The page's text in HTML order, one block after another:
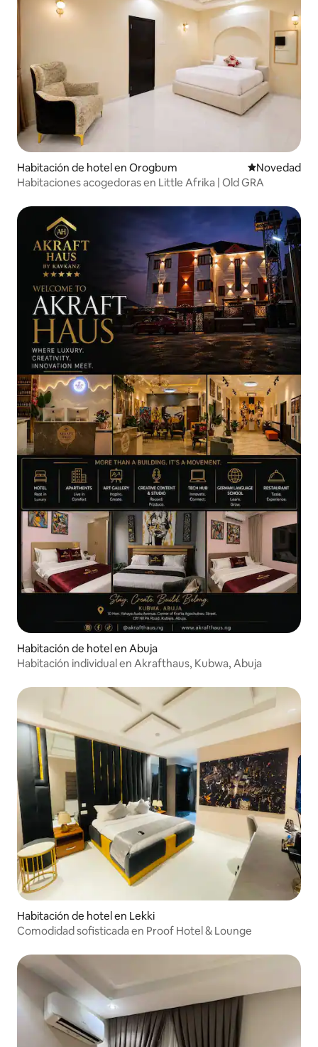
Habitación de hotel en Orogbum Lugar para
Novedad
Habitaciones acogedoras en Little Afrika | Old GRA
Habitación de hotel en Abuja
Habitación individual en Akrafthaus, Kubwa, Abuja
Habitación de hotel en Lekki
Comodidad sofisticada en Proof Hotel & Lounge